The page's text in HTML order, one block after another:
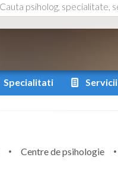
Specialitati Servicii
Centre de psihologie